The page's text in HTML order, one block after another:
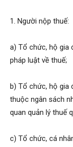
1. Người nộp thuế:
a) Tổ chức, hộ gia
pháp luật về thuế;
b) Tổ chức, hộ gia
thuộc ngân sách
quan quản lý thuế
c) Tổ chức, cá